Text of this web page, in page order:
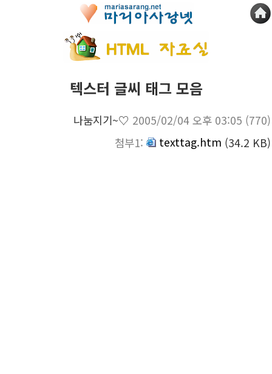
텍스터 글씨 태그 모음
나눔지기~♡ 2005/02/04 오후 03:05 (770)
첨부1:
texttag.htm (34.2 KB)